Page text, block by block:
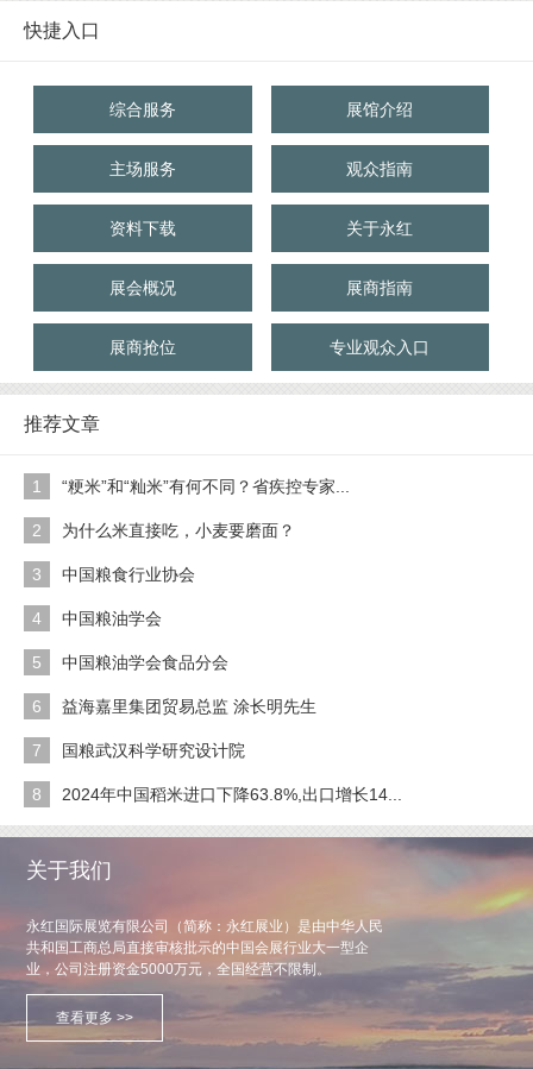
快捷入口
综合服务 展馆介绍
主场服务 观众指南
资料下载 关于永红
展会概况 展商指南
展商抢位 专业观众入口
推荐文章
1 “粳米”和“籼米”有何不同？省疾控专家...
2 为什么米直接吃，小麦要磨面？
3 中国粮食行业协会
4 中国粮油学会
5 中国粮油学会食品分会
6 益海嘉里集团贸易总监 涂长明先生
7 国粮武汉科学研究设计院
8 2024年中国稻米进口下降63.8%,出口增长14...
关于我们
永红国际展览有限公司（简称：永红展业）是由中华人民
共和国工商总局直接审核批示的中国会展行业大一型企
业，公司注册资金5000万元，全国经营不限制。
查看更多 >>